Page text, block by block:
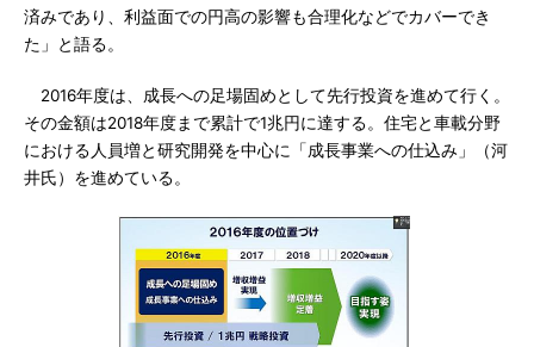
済みであり、利益面での円高の影響も合理化などでカバーでき
た」と語る。
2016年度は、成長への足場固めとして先行投資を進めて行く。
その金額は2018年度まで累計で1兆円に達する。住宅と車載分野
における人員増と研究開発を中心に「成長事業への仕込み」（河
井氏）を進めている。